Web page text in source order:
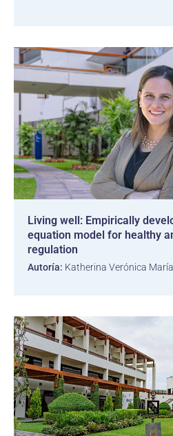
Living well: Empirically
equation model for healthy
regulation
Autoría: Katherina Verónica